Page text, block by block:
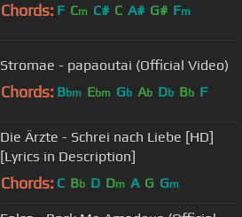
Chords: F Cm C# C A# G# Fm
Stromae - papaoutai (Official Video)
Chords: Bbm Ebm Gb Ab Db Bb F
Die Ärzte - Schrei nach Liebe [HD]
[Lyrics in Description]
Chords: C Bb D Dm A G Gm